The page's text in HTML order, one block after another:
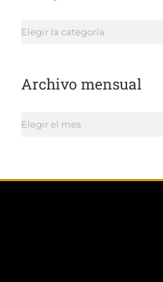
Categorías
Archivo mensual
Archivo
mensual